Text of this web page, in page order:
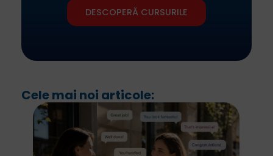
DESCOPERĂ CURSURILE
Cele mai noi articole: